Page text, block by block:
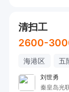
清扫工
2600-
海港区 五
刘世勇
秦皇岛光